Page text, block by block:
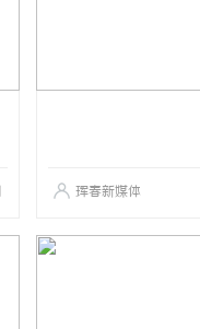
珲春新媒体